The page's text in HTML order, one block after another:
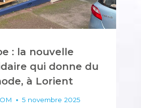
: la nouvelle
qui donne du
à Lorient
5 novembre 2025